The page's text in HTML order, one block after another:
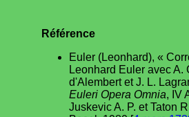
Référence
Euler (Leonhard), «
Leonhard Euler avec A.
d'Alembert et J. L.
Euleri Opera Omnia, IV
Juskevic A. P. et Taton